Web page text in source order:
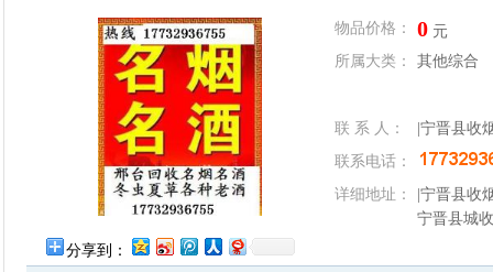
分享到：
物品价格： 0元
所属大类：
其他综合
联 系 人：
|宁晋县收
县收酒|宁
联系电话：
详细地址：
|宁晋县收
宁晋县城